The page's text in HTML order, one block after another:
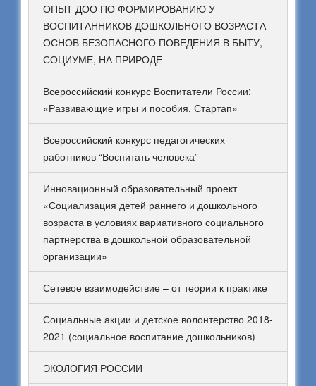
ОПЫТ ДОО ПО ФОРМИРОВАНИЮ У
ВОСПИТАННИКОВ ДОШКОЛЬНОГО ВОЗРАСТА
ОСНОВ БЕЗОПАСНОГО ПОВЕДЕНИЯ В БЫТУ,
СОЦИУМЕ, НА ПРИРОДЕ
Всероссийский конкурс Воспитатели России:
«Развивающие игры и пособия. Стартап»
Всероссийский конкурс педагогических
работников “Воспитать человека”
Инновационный образовательный проект
«Социализация детей раннего и дошкольного
возраста в условиях вариативного социального
партнерства в дошкольной образовательной
организации»
Сетевое взаимодействие – от теории к практике
Социальные акции и детское волонтерство 2018-
2021 (социальное воспитание дошкольников)
ЭКОЛОГИЯ РОССИИ